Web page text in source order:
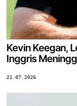
Kevin Keegan,
Inggris
21.07.2026